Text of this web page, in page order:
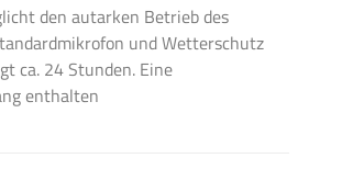
den autarken Betrieb des
und Wetterschutz
ca. 24 Stunden. Eine
enthalten